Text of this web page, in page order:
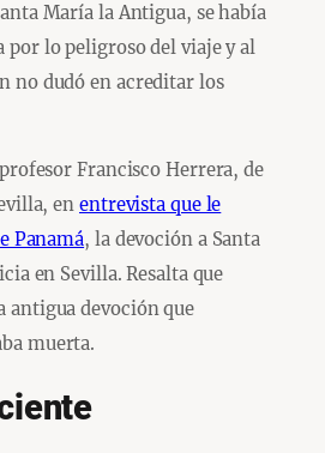
María la Antigua, se había
por lo peligroso del viaje y al
no dudó en acreditar los
Francisco Herrera, de
en entrevista que le
Panamá, la devoción a Santa
en Sevilla. Resalta que
antigua devoción que
muerta.